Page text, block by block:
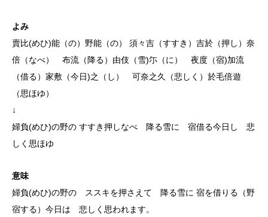
よみ
賣比(めひ)能（の）野能（の） 須々吉（すすき）吉於（押し）奈
倍（なべ） 布流（降る）由伎（雪)尓（に） 夜度（宿)加流
（借る）家敷（今日)之（し） 可奈之久（悲しく）於毛倍遊
（思ほゆ）
↓
婦負(めひ)の野の すすき押しなべ 降る雪に 宿借る今日し 悲
しく思ほゆ
意味
婦負(めひ)の野の ススキを押さえて 降る雪に 宿を借りる（野
宿する）今日は 悲しく思われます。